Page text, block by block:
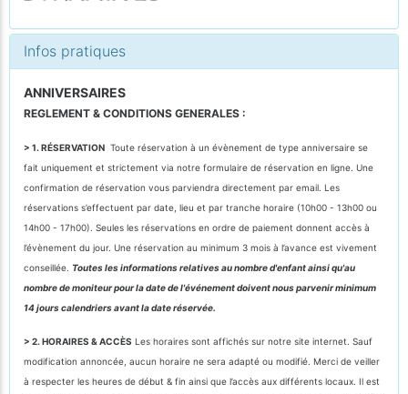
Infos pratiques
ANNIVERSAIRES
REGLEMENT & CONDITIONS GENERALES :
> 1. RÉSERVATION Toute réservation à un évènement de type anniversaire se
fait uniquement et strictement via notre formulaire de réservation en ligne. Une
confirmation de réservation vous parviendra directement par email. Les
réservations s’effectuent par date, lieu et par tranche horaire (10h00 - 13h00 ou
14h00 - 17h00). Seules les réservations en ordre de paiement donnent accès à
l’évènement du jour. Une réservation au minimum 3 mois à l’avance est vivement
conseillée. Toutes les informations relatives au nombre d'enfant ainsi qu'au
nombre de moniteur pour la date de l'événement doivent nous parvenir minimum
14 jours calendriers avant la date réservée.
> 2. HORAIRES & ACCÈS Les horaires sont affichés sur notre site internet. Sauf
modification annoncée, aucun horaire ne sera adapté ou modifié. Merci de veiller
à respecter les heures de début & fin ainsi que l’accès aux différents locaux. Il est